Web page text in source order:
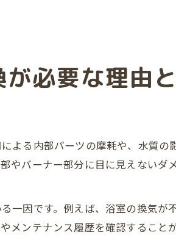
古戸建てのリフォーム費用と風呂釜
呂釜交換の見積もりで確認すべき注
の種類ごとに異なる交換時期と特徴
湯器とバランス釜の交換時期の目安
ールインワン型など風呂釜の特徴
必要な理由
よる内部パーツの摩耗や、水質
やバーナー部分に目に見えない
一因です。例えば、浴室の換気
メンテナンス履歴を確認するこ